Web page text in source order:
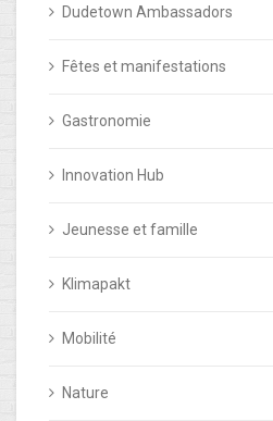
Dudetown Ambassadors
Fêtes et manifestations
Gastronomie
Innovation Hub
Jeunesse et famille
Klimapakt
Mobilité
Nature